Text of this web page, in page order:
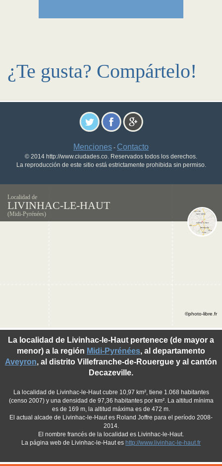
¿Te gusta? Compártelo!
Menciones - Contacto
© 2014 http://www.ciudades.co. Reservados todos los derechos.
La reproducción de este sitio está estrictamente prohibida sin permiso.
Localidad de
LIVINHAC-LE-HAUT
(Midi-Pyrénées)
La localidad de Livinhac-le-Haut pertenece (de mayor a
menor) a la región Midi-Pyrénées, al departamento
Aveyron, al distrito Villefranche-de-Rouergue y al cantón
Decazeville.
La localidad de Livinhac-le-Haut cubre 10,97 km², tiene 1.068 habitantes
(censo 2007) y una densidad de 97,36 habitantes por km². La altitud mínima
es de 169 m, la altitud máxima es de 472 m.
El actual alcade de Livinhac-le-Haut es Roland Joffre para el período 2008-
2014.
El nombre francés de la localidad es Livinhac-le-Haut.
La página web de Livinhac-le-Haut es http://www.livinhac-le-haut.fr
©photo-libre.fr